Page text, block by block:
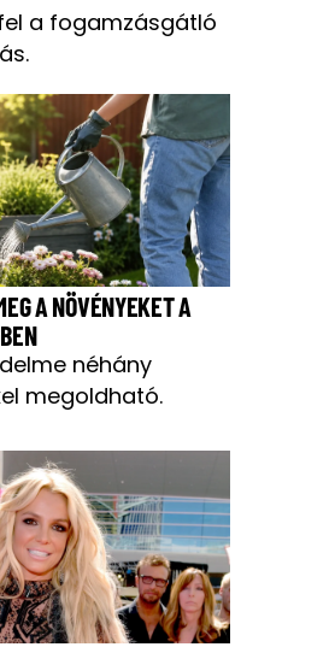
a fogamzásgátló
A NÖVÉNYEKET A
néhány
megoldható.